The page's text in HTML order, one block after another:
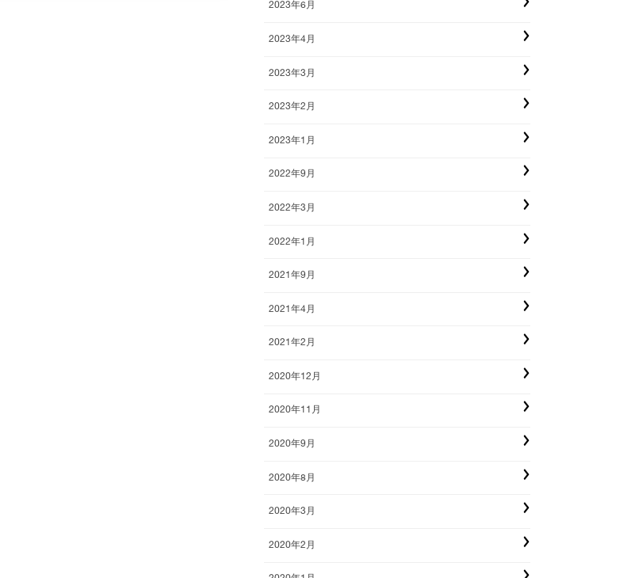
2023年6月
2023年4月
2023年3月
2023年2月
2023年1月
2022年9月
2022年3月
2022年1月
2021年9月
2021年4月
2021年2月
2020年12月
2020年11月
2020年9月
2020年8月
2020年3月
2020年2月